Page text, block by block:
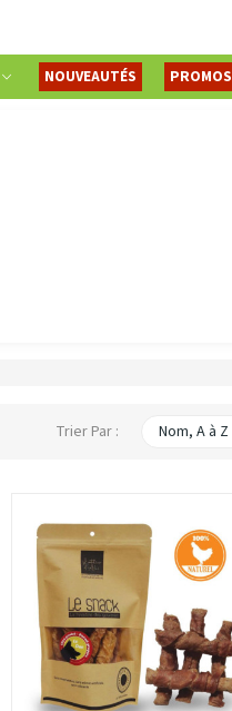
NOUVEAUTÉS PROMOS
Trier Par : Nom, A à Z